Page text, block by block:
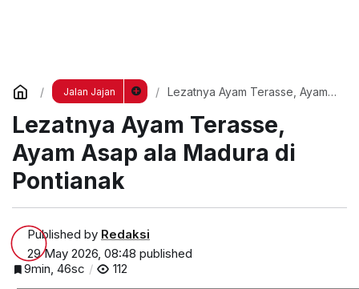
Jalan Jajan
Lezatnya Ayam Terasse, Ayam
Lezatnya Ayam Terasse,
Ayam Asap ala Madura di
Pontianak
Published by Redaksi
29 May 2026, 08:48 published
9min, 46sc
112